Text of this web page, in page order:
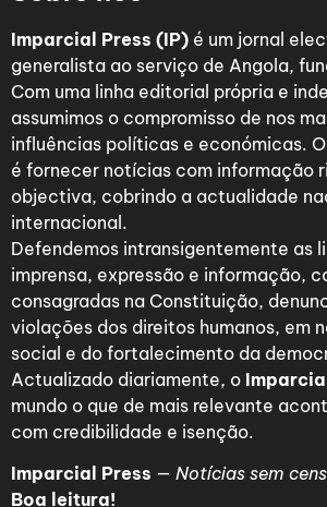
Imparcial Press (IP) é um jornal
generalista ao serviço de Angola,
Com uma linha editorial própria e
assumimos o compromisso de nos
influências políticas e económicas.
é fornecer notícias com informação
objectiva, cobrindo a actualidade
internacional.
Defendemos intransigentemente as
imprensa, expressão e informação,
consagradas na Constituição,
violações dos direitos humanos, em
social e do fortalecimento da
Actualizado diariamente, o
mundo o que de mais relevante
com credibilidade e isenção.
Imparcial Press — Notícias sem
Boa leitura!